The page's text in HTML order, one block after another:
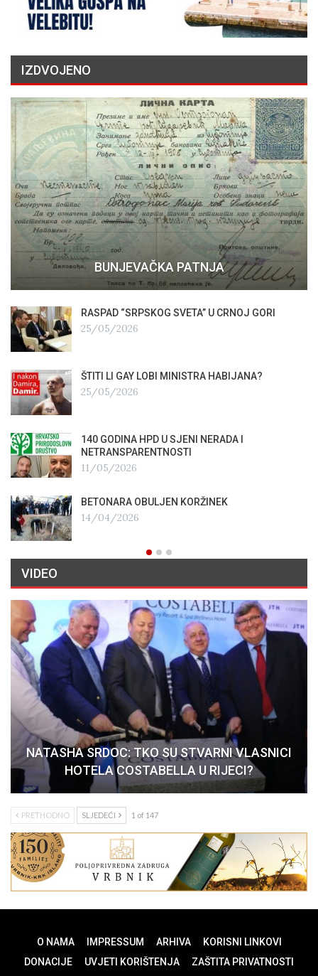
IZDVOJENO
BUNJEVAČKA PATNJA
RASPAD “SRPSKOG SVETA” U CRNOJ GORI
25/05/2026
ŠTITI LI GAY LOBI MINISTRA HABIJANA?
25/05/2026
140 GODINA HPD U SJENI NERADA I
NETRANSPARENTNOSTI
11/05/2026
BETONARA OBULJEN KORŽINEK
14/04/2026
VIDEO
NATASHA SRDOC: TKO SU STVARNI VLASNICI
HOTELA COSTABELLA U RIJECI?
PRETHODNO SLJEDEĆI 1 of 147
O NAMA IMPRESSUM ARHIVA
KORISNI LINKOVI
DONACIJE
UVJETI KORIŠTENJA ZAŠTITA PRIVATNOSTI